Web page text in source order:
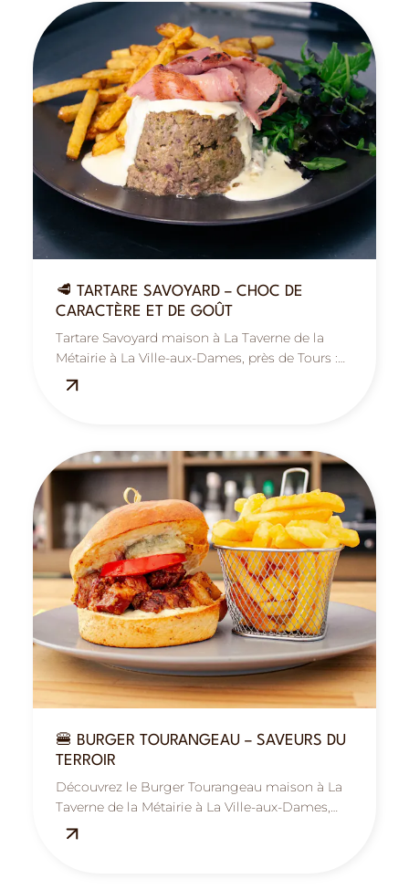
🥩 TARTARE SAVOYARD – CHOC DE
CARACTÈRE ET DE GOÛT
Tartare Savoyard maison à La Taverne de la
Métairie à La Ville-aux-Dames, près de Tours :
saveurs montagnardes, gourmand et
🍔 BURGER TOURANGEAU – SAVEURS DU
TERROIR
Découvrez le Burger Tourangeau maison à La
Taverne de la Métairie à La Ville-aux-Dames,
près de Tours : terroir, gourmandise et